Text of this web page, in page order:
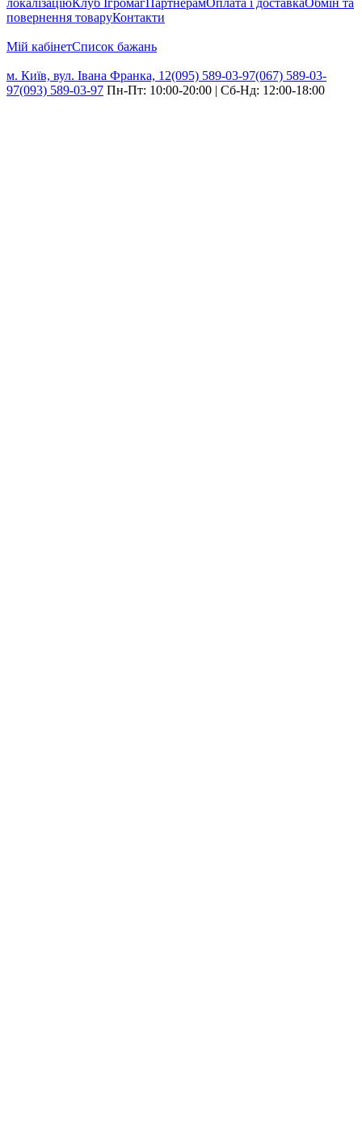
повернення товаруКонтакти
Мій кабінетCписок бажань
м. Київ, вул. Івана Франка, 12(095) 589-03-97(067) 589-03-
97(093) 589-03-97 Пн-Пт: 10:00-20:00 | Сб-Нд: 12:00-18:00